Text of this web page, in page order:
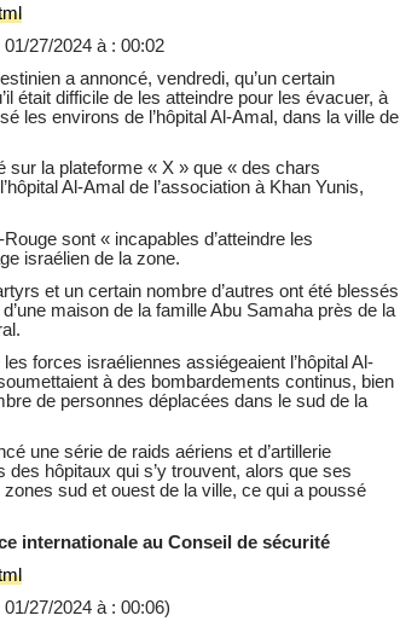
27/2024 à : 00:02
a annoncé, vendredi, qu’un certain
était difficile de les atteindre pour les évacuer, à
les environs de l’hôpital Al-Amal, dans la ville de
sur la plateforme « X » que « des chars
Al-Amal de l’association à Khan Yunis,
sont « incapables d’atteindre les
israélien de la zone.
et un certain nombre d’autres ont été blessés
maison de la famille Abu Samaha près de la
forces israéliennes assiégeaient l’hôpital Al-
à des bombardements continus, bien
de personnes déplacées dans le sud de la
une série de raids aériens et d’artillerie
hôpitaux qui s’y trouvent, alors que ses
sud et ouest de la ville, ce qui a poussé
internationale au Conseil de sécurité
27/2024 à : 00:06)